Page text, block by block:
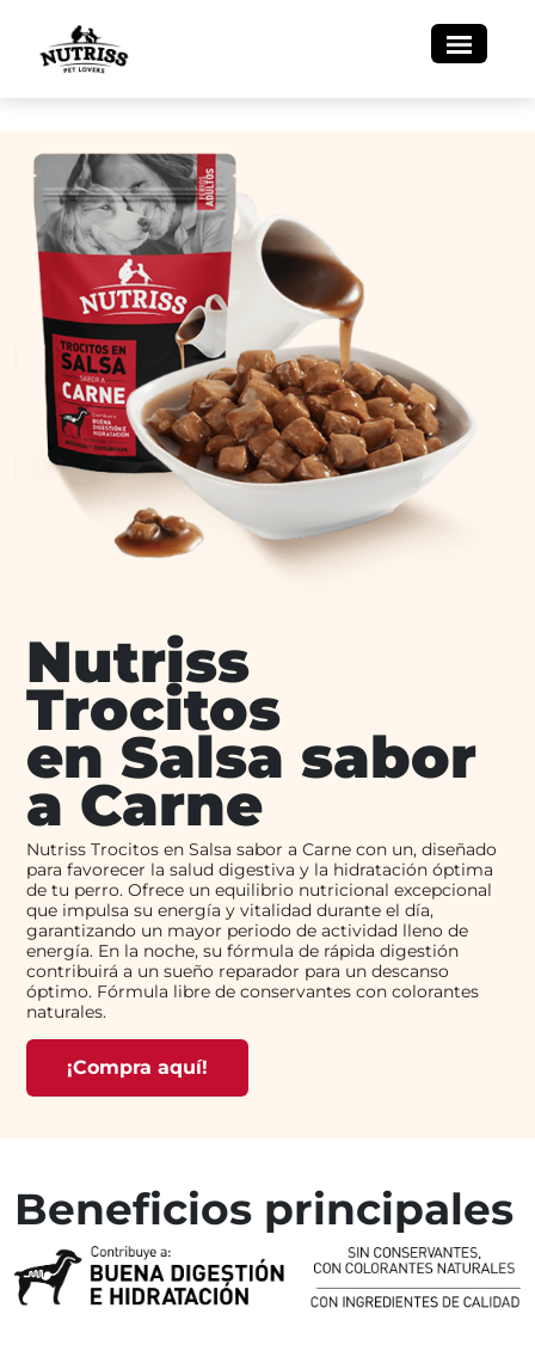
Nutriss
Trocitos
en Salsa sabor
a Carne
Nutriss Trocitos en Salsa sabor a Carne con un, diseñado
para favorecer la salud digestiva y la hidratación óptima
de tu perro. Ofrece un equilibrio nutricional excepcional
que impulsa su energía y vitalidad durante el día,
garantizando un mayor periodo de actividad lleno de
energía. En la noche, su fórmula de rápida digestión
contribuirá a un sueño reparador para un descanso
óptimo. Fórmula libre de conservantes con colorantes
naturales.
¡Compra aquí!
Beneﬁcios principales